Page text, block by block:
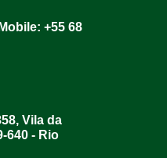
+55 68
Vila da
640 - Rio